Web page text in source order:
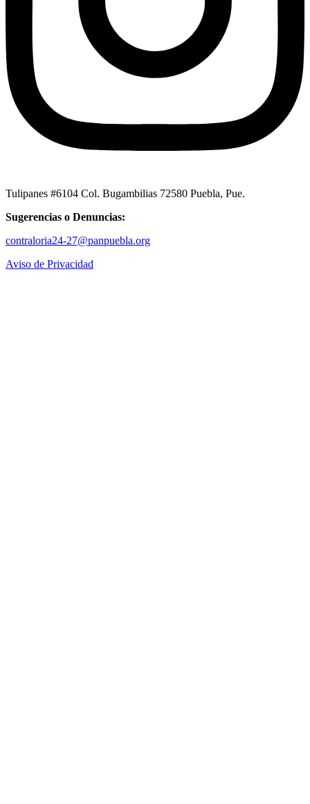
Tulipanes #6104 Col. Bugambilias 72580 Puebla, Pue.
Sugerencias o Denuncias:
contraloria24-27@panpuebla.org
Aviso de Privacidad